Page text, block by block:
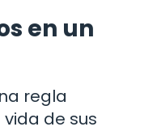
en un
regla
de sus